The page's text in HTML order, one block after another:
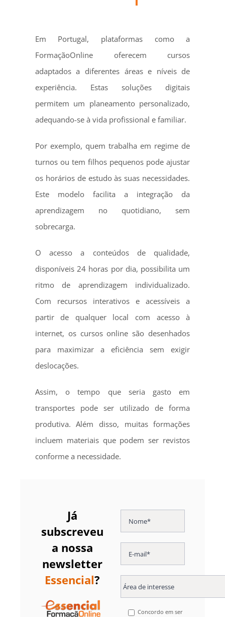
Em Portugal, plataformas como a
FormaçãoOnline oferecem cursos
adaptados a diferentes áreas e níveis de
experiência. Estas soluções digitais
permitem um planeamento personalizado,
adequando-se à vida profissional e familiar.
Por exemplo, quem trabalha em regime de
turnos ou tem filhos pequenos pode ajustar
os horários de estudo às suas necessidades.
Este modelo facilita a integração da
aprendizagem no quotidiano, sem
sobrecarga.
O acesso a conteúdos de qualidade,
disponíveis 24 horas por dia, possibilita um
ritmo de aprendizagem individualizado.
Com recursos interativos e acessíveis a
partir de qualquer local com acesso à
internet, os cursos online são desenhados
para maximizar a eficiência sem exigir
deslocações.
Assim, o tempo que seria gasto em
transportes pode ser utilizado de forma
produtiva. Além disso, muitas formações
incluem materiais que podem ser revistos
conforme a necessidade.
Já
subscreveu
a nossa
newsletter
Essencial?
Concordo em ser